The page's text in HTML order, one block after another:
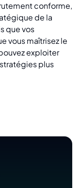
conforme,
de la
que vos
vous maîtrisez le
exploiter
plus